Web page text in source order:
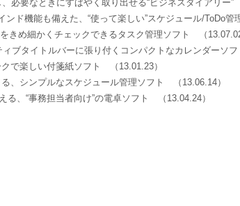
必要なときにすばやく取り出せる“ビジネスダイアリー”
ンド機能も備えた、“使って楽しい”スケジュール/ToDo
きめ細かくチェックできるタスク管理ソフト
（
ブタイトルバーに張り付くコンパクトなカレンダーソ
で楽しい付箋紙ソフト
（13.01.23）
、シンプルなスケジュール管理ソフト
（13.06.14）
る、“事務担当者向け”の電卓ソフト （13.04.24）